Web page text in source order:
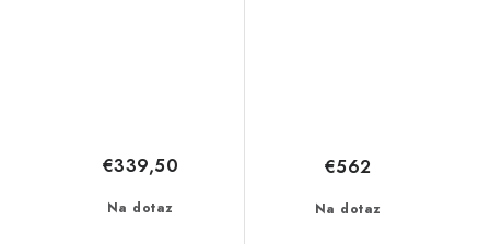
Na dotaz
€339,50
Na dotaz
€562